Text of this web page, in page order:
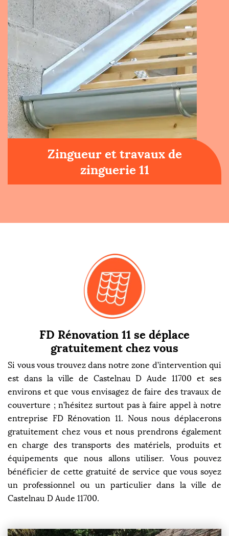
Zingueur et travaux de
zinguerie 11
FD Rénovation 11 se déplace
gratuitement chez vous
Si vous vous trouvez dans notre zone d’intervention qui
est dans la ville de Castelnau D Aude 11700 et ses
environs et que vous envisagez de faire des travaux de
couverture ; n’hésitez surtout pas à faire appel à notre
entreprise FD Rénovation 11. Nous nous déplacerons
gratuitement chez vous et nous prendrons également
en charge des transports des matériels, produits et
équipements que nous allons utiliser. Vous pouvez
bénéficier de cette gratuité de service que vous soyez
un professionnel ou un particulier dans la ville de
Castelnau D Aude 11700.